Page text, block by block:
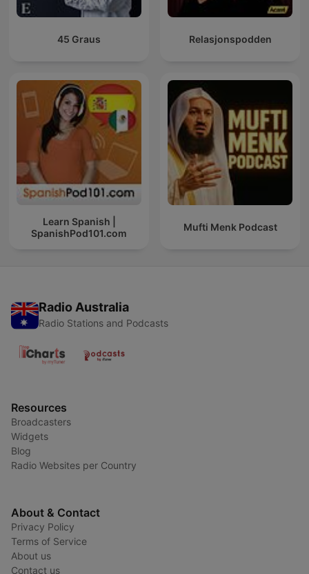
45 Graus Relasjonspodden
Learn Spanish |
SpanishPod101.com
Mufti Menk Podcast
Radio Australia
Radio Stations and Podcasts
Resources
Broadcasters
Widgets
Blog
Radio Websites per Country
About & Contact
Privacy Policy
Terms of Service
About us
Contact us